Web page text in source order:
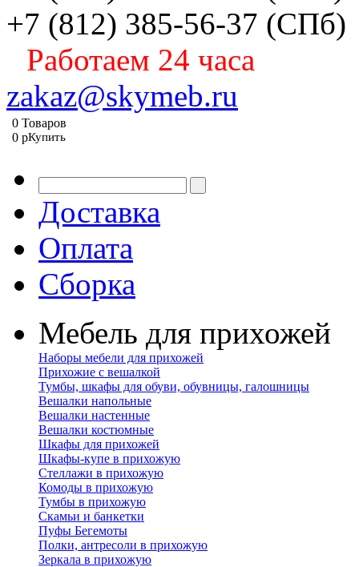
+7 (812) 385-56-37 (СПб)
Работаем 24 часа
zakaz@skymeb.ru
0 Товаров
0 pКупить
Доставка
Оплата
Сборка
Мебель для прихожей
Наборы мебели для прихожей
Прихожие с вешалкой
Тумбы, шкафы для обуви, обувницы, галошницы
Вешалки напольные
Вешалки настенные
Вешалки костюмные
Шкафы для прихожей
Шкафы-купе в прихожую
Стеллажи в прихожую
Комоды в прихожую
Тумбы в прихожую
Скамьи и банкетки
Пуфы Бегемоты
Полки, антресоли в прихожую
Зеркала в прихожую